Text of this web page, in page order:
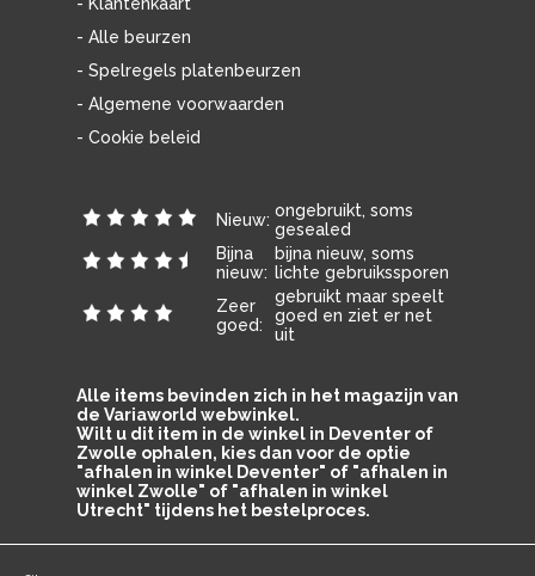
- Alle beurzen
- Spelregels platenbeurzen
- Algemene voorwaarden
- Cookie beleid
Nieuw: ongebruikt, soms
gesealed
Bijna
nieuw:
bijna nieuw, soms
lichte gebruikssporen
Zeer
goed:
gebruikt maar speelt
goed en ziet er net
uit
Alle items bevinden zich in het magazijn van
de Variaworld webwinkel.
Wilt u dit item in de winkel in Deventer of
Zwolle ophalen, kies dan voor de optie
"afhalen in winkel Deventer" of "afhalen in
winkel Zwolle" of "afhalen in winkel
Utrecht" tijdens het bestelproces.